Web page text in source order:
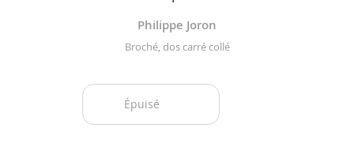
Philippe Joron
Broché, dos carré collé
Épuisé